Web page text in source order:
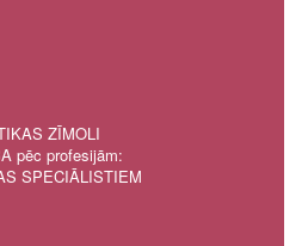
ZĪMOLI
pēc profesijām:
SPECIĀLISTIEM